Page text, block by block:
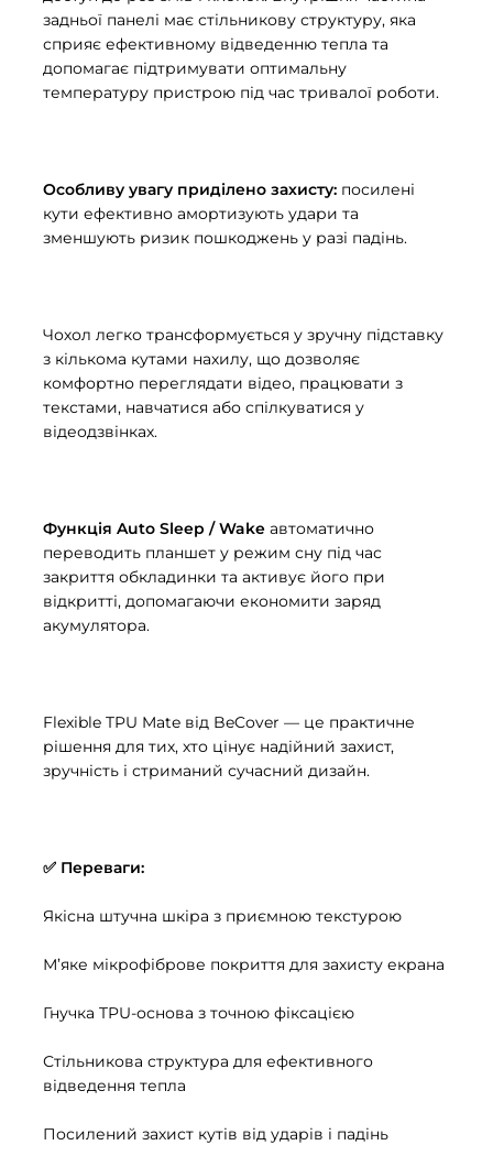
задньої панелі має стільникову структуру, яка
сприяє ефективному відведенню тепла та
допомагає підтримувати оптимальну
температуру пристрою під час тривалої роботи.
Особливу увагу приділено захисту: посилені
кути ефективно амортизують удари та
зменшують ризик пошкоджень у разі падінь.
Чохол легко трансформується у зручну підставку
з кількома кутами нахилу, що дозволяє
комфортно переглядати відео, працювати з
текстами, навчатися або спілкуватися у
відеодзвінках.
Функція Auto Sleep / Wake автоматично
переводить планшет у режим сну під час
закриття обкладинки та активує його при
відкритті, допомагаючи економити заряд
акумулятора.
Flexible TPU Mate від BeCover — це практичне
рішення для тих, хто цінує надійний захист,
зручність і стриманий сучасний дизайн.
✅ Переваги:
Якісна штучна шкіра з приємною текстурою
М’яке мікрофіброве покриття для захисту екрана
Гнучка TPU-основа з точною фіксацією
Стільникова структура для ефективного
відведення тепла
Посилений захист кутів від ударів і падінь